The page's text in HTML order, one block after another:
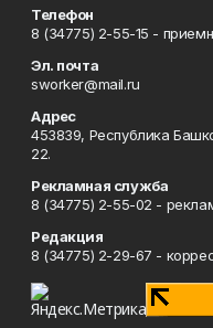
Телефон
8 (34775) 2-55-15 -
Эл. почта
sworker@mail.ru
Адрес
453839, Республика
22.
Рекламная служба
8 (34775) 2-55-02 -
Редакция
8 (34775) 2-29-67 -